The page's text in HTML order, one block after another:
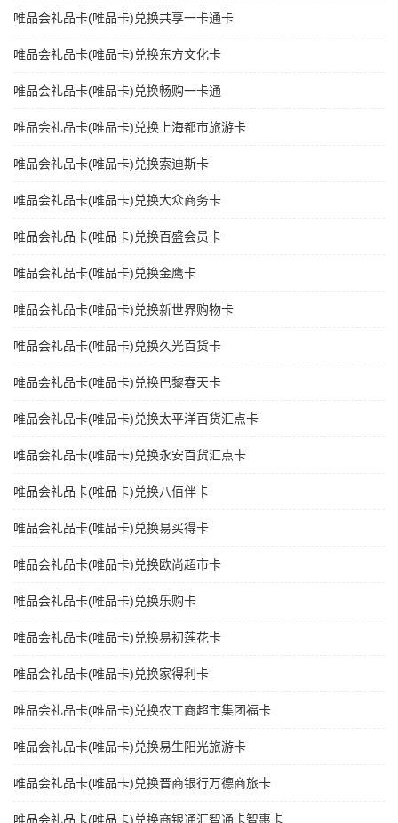
唯品会礼品卡(唯品卡)兑换共享一卡通卡
唯品会礼品卡(唯品卡)兑换东方文化卡
唯品会礼品卡(唯品卡)兑换畅购一卡通
唯品会礼品卡(唯品卡)兑换上海都市旅游卡
唯品会礼品卡(唯品卡)兑换索迪斯卡
唯品会礼品卡(唯品卡)兑换大众商务卡
唯品会礼品卡(唯品卡)兑换百盛会员卡
唯品会礼品卡(唯品卡)兑换金鹰卡
唯品会礼品卡(唯品卡)兑换新世界购物卡
唯品会礼品卡(唯品卡)兑换久光百货卡
唯品会礼品卡(唯品卡)兑换巴黎春天卡
唯品会礼品卡(唯品卡)兑换太平洋百货汇点卡
唯品会礼品卡(唯品卡)兑换永安百货汇点卡
唯品会礼品卡(唯品卡)兑换八佰伴卡
唯品会礼品卡(唯品卡)兑换易买得卡
唯品会礼品卡(唯品卡)兑换欧尚超市卡
唯品会礼品卡(唯品卡)兑换乐购卡
唯品会礼品卡(唯品卡)兑换易初莲花卡
唯品会礼品卡(唯品卡)兑换家得利卡
唯品会礼品卡(唯品卡)兑换农工商超市集团福卡
唯品会礼品卡(唯品卡)兑换易生阳光旅游卡
唯品会礼品卡(唯品卡)兑换晋商银行万德商旅卡
唯品会礼品卡(唯品卡)兑换商银通汇智通卡智惠卡